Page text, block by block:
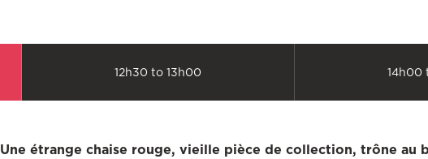
12h30 to 13h00 14h00
Une étrange chaise rouge, vieille pièce de collection, trône au